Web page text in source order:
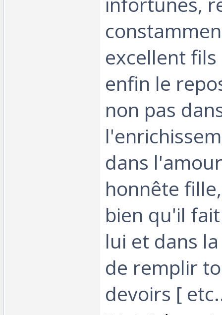
excellent
enfin le
non pas
dans
honnête
bien qu'il
lui et dans
de remplir
devoirs [